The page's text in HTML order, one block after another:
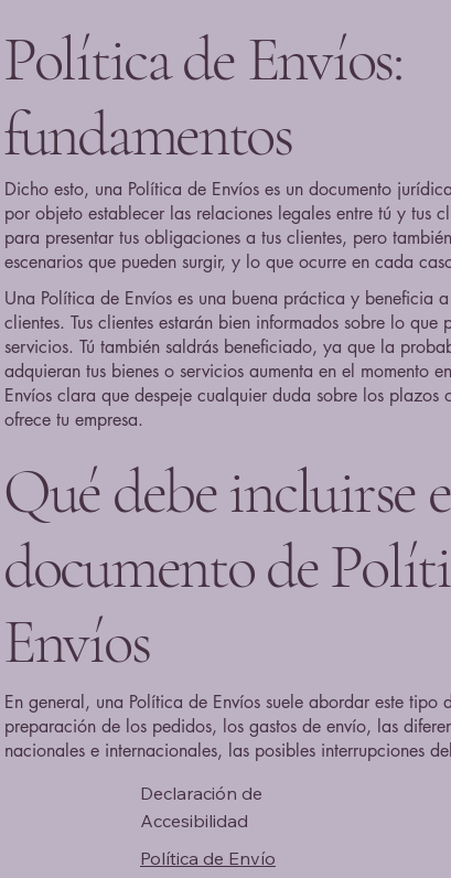
Política de Envíos:
fundamentos
Dicho esto, una Política de Envíos es un documento
por objeto establecer las relaciones legales entre tú y tus
para presentar tus obligaciones a tus clientes, pero
escenarios que pueden surgir, y lo que ocurre en cada
Una Política de Envíos es una buena práctica y beneficia
clientes. Tus clientes estarán bien informados sobre lo que
servicios. Tú también saldrás beneficiado, ya que la
adquieran tus bienes o servicios aumenta en el momento
Envíos clara que despeje cualquier duda sobre los plazos
ofrece tu empresa.
Qué debe incluirse
documento de
Envíos
En general, una Política de Envíos suele abordar este tipo
preparación de los pedidos, los gastos de envío, las
nacionales e internacionales, las posibles interrupciones
Política de Envío
Declaración de
Accesibilidad